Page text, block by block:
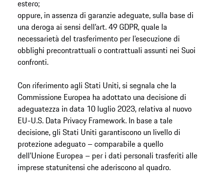
estero;
oppure, in assenza di garanzie adeguate, sulla base di
una deroga ai sensi dell’art. 49 GDPR, quale la
necessarietà del trasferimento per l’esecuzione di
obblighi precontrattuali o contrattuali assunti nei Suoi
confronti.
Con riferimento agli Stati Uniti, si segnala che la
Commissione Europea ha adottato una decisione di
adeguatezza in data 10 luglio 2023, relativa al nuovo
EU-U.S. Data Privacy Framework. In base a tale
decisione, gli Stati Uniti garantiscono un livello di
protezione adeguato – comparabile a quello
dell’Unione Europea – per i dati personali trasferiti alle
imprese statunitensi che aderiscono al quadro.